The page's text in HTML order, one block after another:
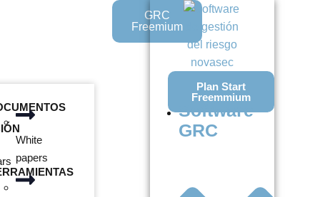
White
papers
GRC
Freemium
Plan Start
Freemmium
Software
GRC